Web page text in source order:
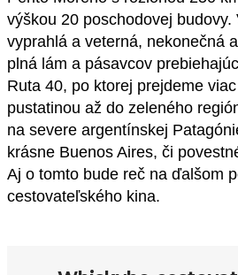
výškou 20 poschodovej budovy.
vyprahlá a veterná, nekonečná
plná lám a pásavcov
Ruta 40, po ktorej prejdeme
pustatinou až do zeleného
na severe argentínskej
krásne Buenos Aires, či
Aj o tomto bude reč na ďalšom
cestovateľského kina.